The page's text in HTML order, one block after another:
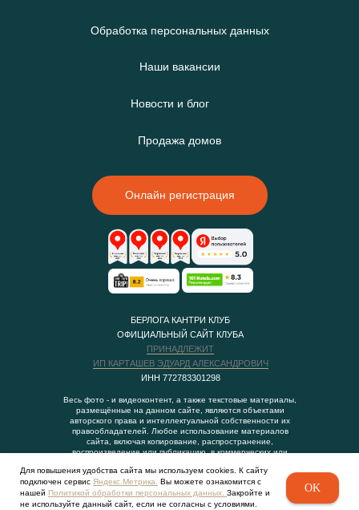
БЕРЛОГА КАНТРИ КЛУБ
ОФИЦИАЛЬНЫЙ САЙТ КЛУБА
ПРИНАДЛЕЖИТ
ИП КАРТАШЕВ ЭДУАРД АЛЕКСАНДРОВИЧ
ИНН 772783301298
Онлайн регистрация
Обработка персональных данных
Новости и блог
Наши вакансии
Продажа домов
2019 - 2026
Весь фото - и видеоконтент, а также текстовые материалы,
размещённые на данном сайте, являются объектами
авторского права и интеллектуальной собственности их
правообладателей. Любое использование материалов
сайта, включая копирование, распространение,
воспроизведение или публикацию, в коммерческих или
предварительного письменного разрешения
правообладателя.
Для повышения удобства сайта мы используем cookies. К сайту
подключен сервис Яндекс.Метрика.
Вы можете ознакомится с
нашей Политикой обработки персональных данных. Закройте и
не используйте данный сайт, если не согласны с условиями.
OK